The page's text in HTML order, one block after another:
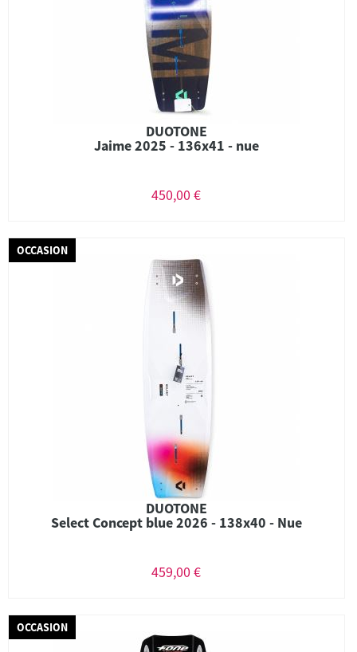
DUOTONE
Jaime 2025 - 136x41 - nue
450,00 €
OCCASION
DUOTONE
Select Concept blue 2026 - 138x40 - Nue
459,00 €
OCCASION